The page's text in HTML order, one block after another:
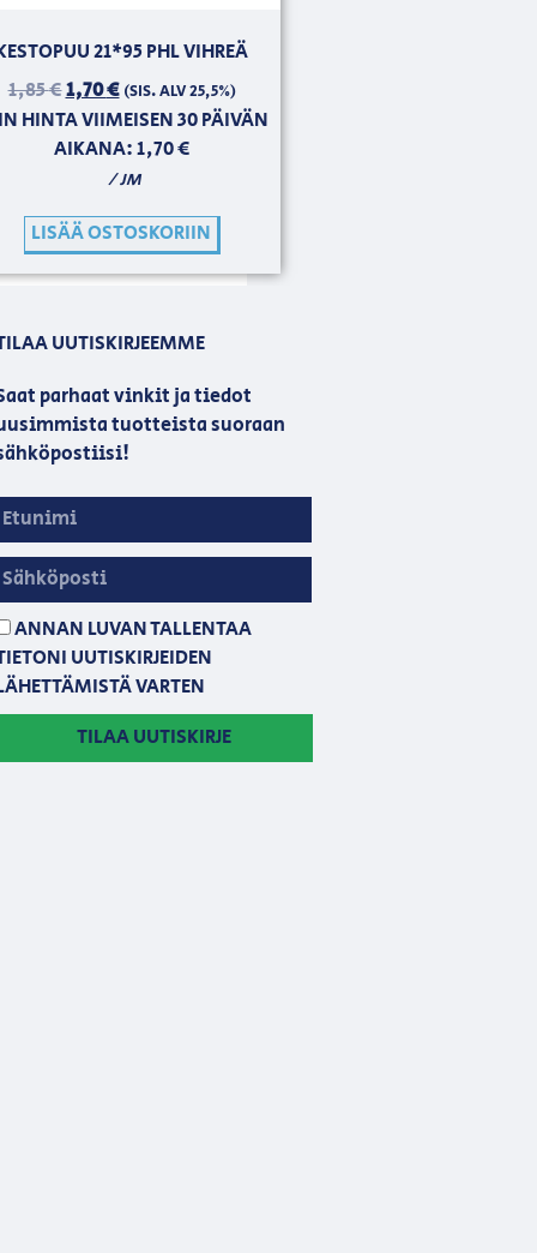
21*95 PHL VIHREÄ
1,85€1,70€ (SIS. ALV 25,5%)
HINTA VIIMEISEN 30 PÄIVÄN
AIKANA:1,70€
/ JM
LISÄÄ OSTOSKORIIN
UUTISKIRJEEMME
parhaat vinkit ja tiedot
tuotteista suoraan
ANNAN LUVAN TALLENTAA
UUTISKIRJEIDEN
VARTEN
TILAA UUTISKIRJE